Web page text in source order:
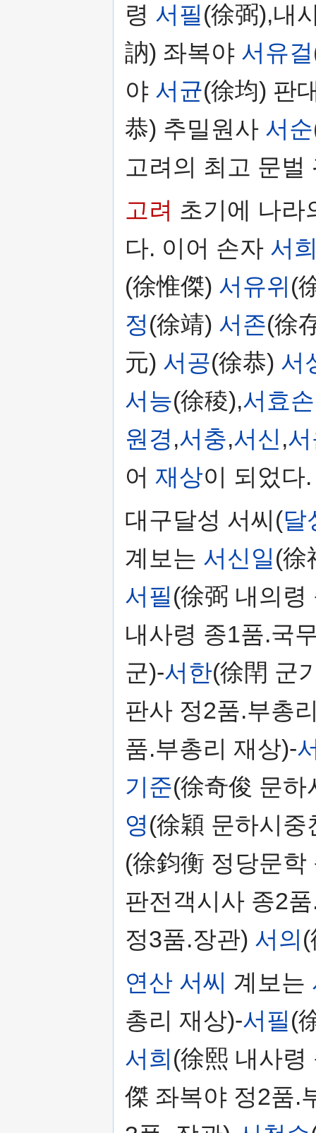
령 서필(徐弼),내
訥) 좌복야 서유걸
야 서균(徐均) 판
恭) 추밀원사 서순
고려의 최고 문
고려 초기에 나
다. 이어 손자 서
(徐惟傑) 서유위 (
정(徐靖) 서존(徐
元) 서공(徐恭) 서
서능(徐稜),서효손
원경 ,서충,서신 ,
어 재상이 되었다.
대구달성 서씨(달
계보는 서신일(徐
서필(徐弼 내의령
내사령 종1품.국
군)-서한(徐閈 군
판사 정2품.부총
품.부총리 재상)-
기준(徐奇俊 문하
영(徐穎 문하시
(徐鈞衡 정당문
판전객시사 종2
정3품.장관) 서의
연산 서씨 계보는
총리 재상)-서필(
서희 (徐熙 내사령
傑 좌복야 정2품.